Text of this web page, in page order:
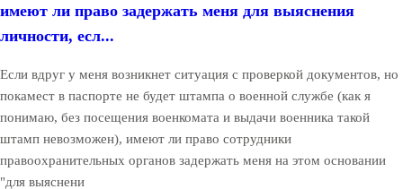
имеют ли право задержать меня для выяснения
личности, есл...
Если вдруг у меня возникнет ситуация с проверкой документов, но
покамест в паспорте не будет штампа о военной службе (как я
понимаю, без посещения военкомата и выдачи военника такой
штамп невозможен), имеют ли право сотрудники
правоохранительных органов задержать меня на этом основании
"для выяснени